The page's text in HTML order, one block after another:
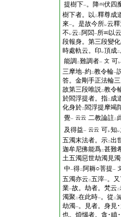
提樹下一。降
伏四
樹下者。以 二釋尊成
來一。是故今所レ云
不 レ云 二 阿閦一所
以云
段報身。第三段變
時處軌云。印 レ頂成二
能調 二難調者一 文 可レ
三摩地一約 二教令輪一
答。金剛手正法輪
故第三段唯説二教令
於閻浮提者。指二 成
化身於二 閻浮提摩竭
覺一 云云 二教論註 二
及得益一 云云 可レ知 レ
五濁末法者。示二出
迦牟尼佛能爲二甚難
土五濁惡世劫濁見
中一得二 阿耨○菩提一
五濁亦云 二五滓一。
業一故。劫者。梵云 二
濁聚 二在此時一。從 二
劫濁一。見者。身見
也。煩惱者。貪･瞋